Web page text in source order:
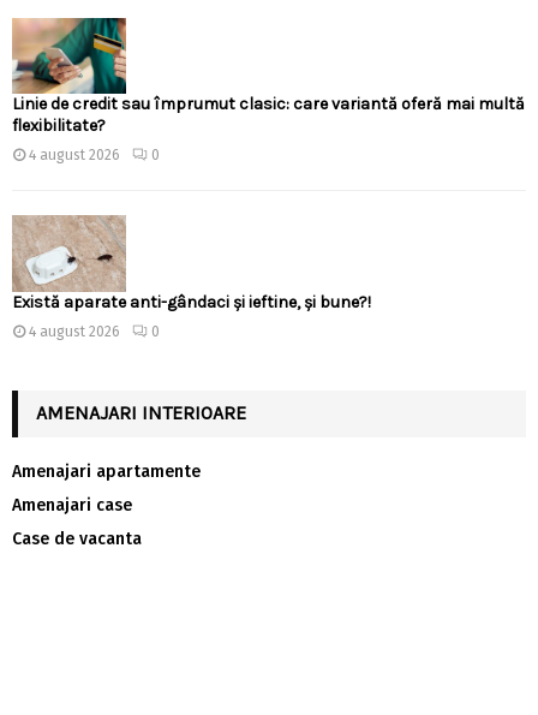
Linie de credit sau împrumut clasic: care variantă oferă mai multă
flexibilitate?
4 august 2026 0
Există aparate anti-gândaci și ieftine, și bune?!
4 august 2026 0
AMENAJARI INTERIOARE
Amenajari apartamente
Amenajari case
Case de vacanta